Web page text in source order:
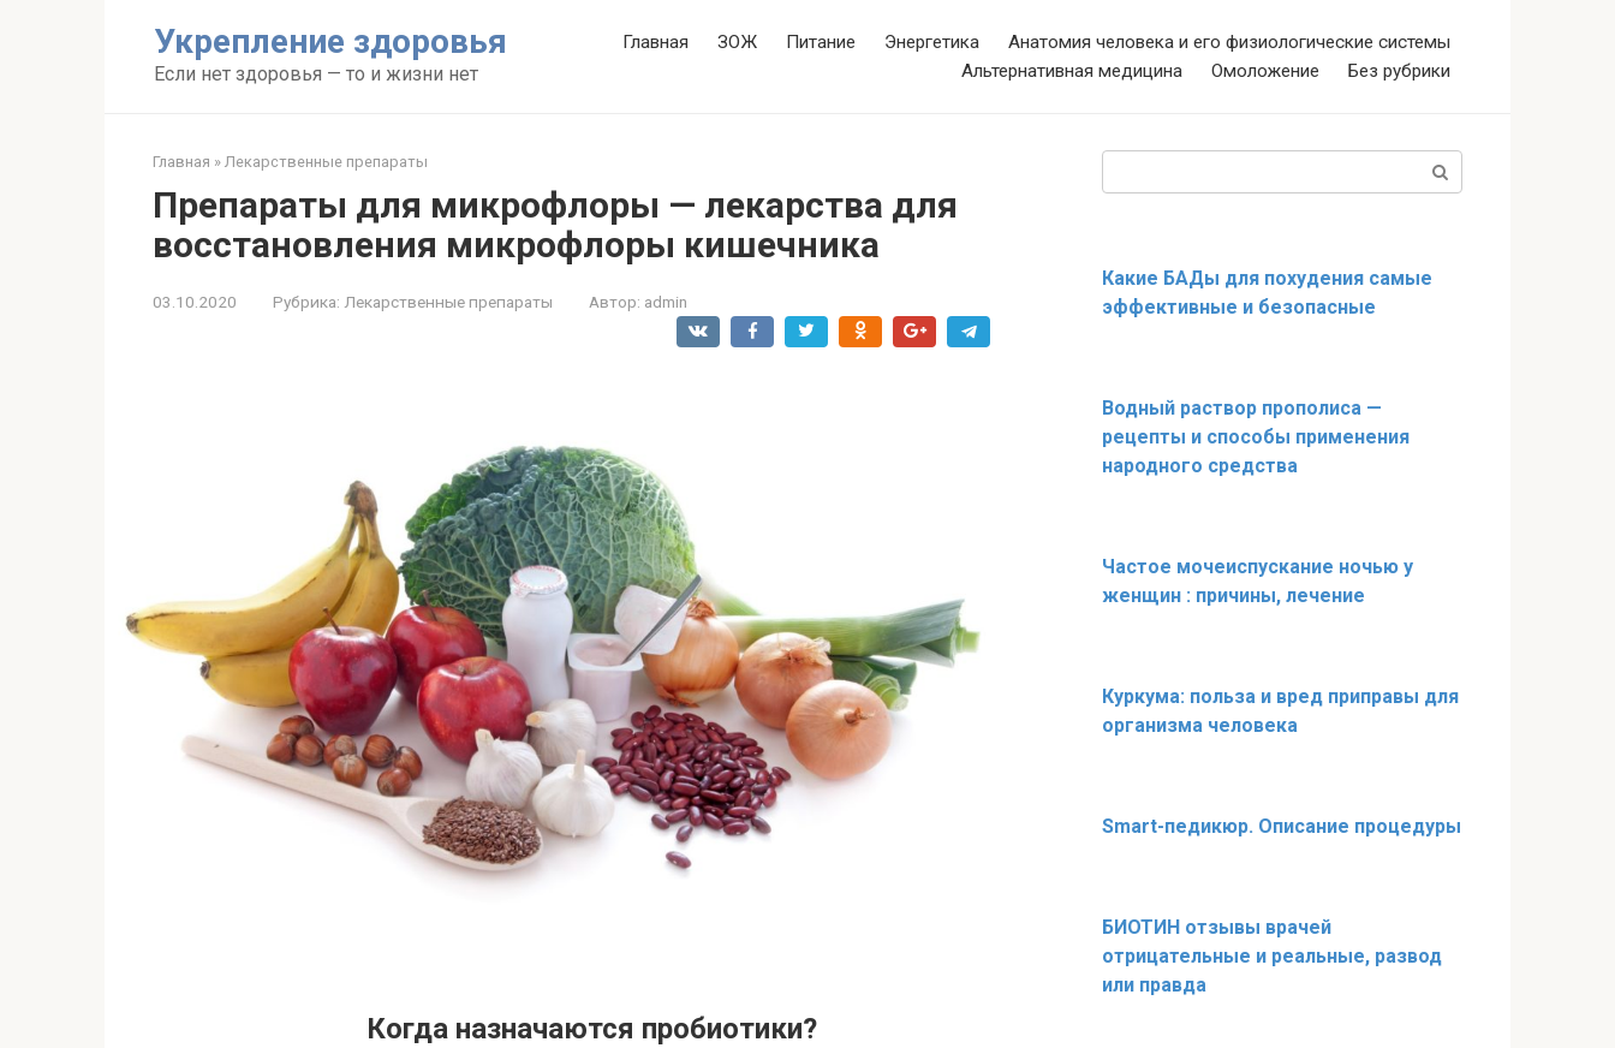
Укрепление здоровья
Если нет здоровья — то и жизни нет
Главная ЗОЖ Питание Энергетика
Анатомия человека и его физиологические системы
Альтернативная медицина
Омоложение Без рубрики
Главная » Лекарственные препараты
Препараты для микрофлоры — лекарства для
восстановления микрофлоры кишечника
03.10.2020 Рубрика: Лекарственные препараты Автор: admin
Когда назначаются пробиотики?
Какие БАДы для похудения самые
эффективные и безопасные
Водный раствор прополиса —
рецепты и способы применения
народного средства
Частое мочеиспускание ночью у
женщин : причины, лечение
Куркума: польза и вред приправы для
организма человека
Smart-педикюр. Описание процедуры
БИОТИН отзывы врачей
отрицательные и реальные, развод
или правда